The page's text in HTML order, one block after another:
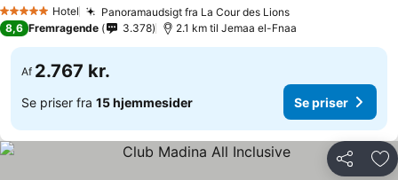
5 Stjerner Hotel Panoramaudsigt fra La Cour des Lions
8,6 Fremragende 3.378 2.1 km til Jemaa el-Fnaa
Af 2.767 kr.
Se priser fra 15 hjemmesider Se priser
Del